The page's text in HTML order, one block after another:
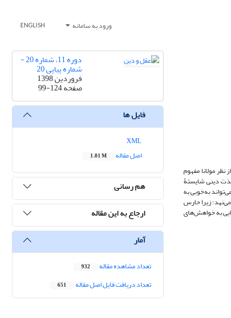
ورود به سامانه ENGLISH
مولانا مفهوم
دینی شایستۀ
به‌خوبی به
زیرا حارس
به خواهش‌های
دوره 11، شماره 20 -
شماره پیاپی 20
فروردین 1398
صفحه99-124
فایل ها
اصل مقاله
1.01 M
هم رسانی
ارجاع به این مقاله
آمار
تعداد مشاهده مقاله 932
تعداد دریافت فایل اصل مقاله 651